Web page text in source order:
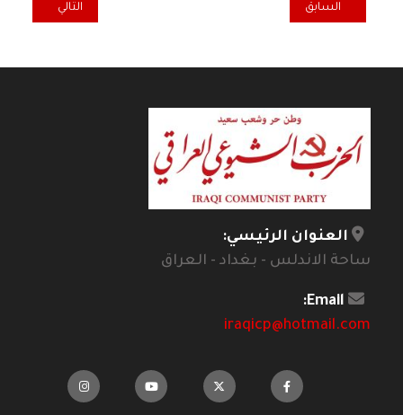
المقال السابق: تشرين في تشيلي.. مطلب أوحد: مجلس تأسيسي
السابق المقال التالي:
التالي
العنوان الرئيسي:
ساحة الاندلس - بغداد - العراق
Email:
iraqicp@hotmail.com